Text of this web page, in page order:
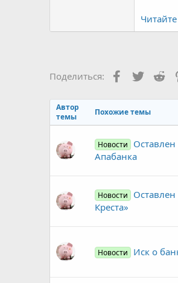
Поделиться: Facebook
Twitter
Автор
темы
Похожие темы
Новости
Апабанка
Новости
Креста»
Новости Иск о